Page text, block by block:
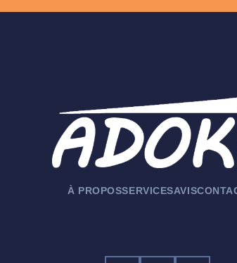
À PROPOSSERVICESAVIS